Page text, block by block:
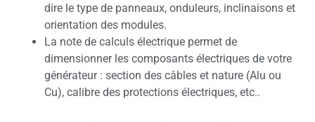
dire le type de panneaux, onduleurs, inclinaisons et
orientation des modules.
La note de calculs électrique permet de
dimensionner les composants électriques de votre
générateur : section des câbles et nature (Alu ou
Cu), calibre des protections électriques, etc..